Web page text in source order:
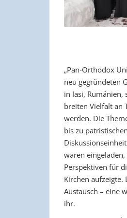
Dr. Dagmar
„Pan-Orthodox
neu gegründeten
in Iasi, Rumänien,
breiten Vielfalt an
werden. Die
bis zu
waren
Perspektiven für
Kirchen
Austausch – eine
ihr.